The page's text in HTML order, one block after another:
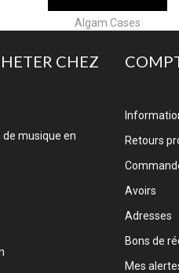
Algam Lighting
CHEZ
de musique en
Retours
Avoirs
Adresses
Bons de
Mes